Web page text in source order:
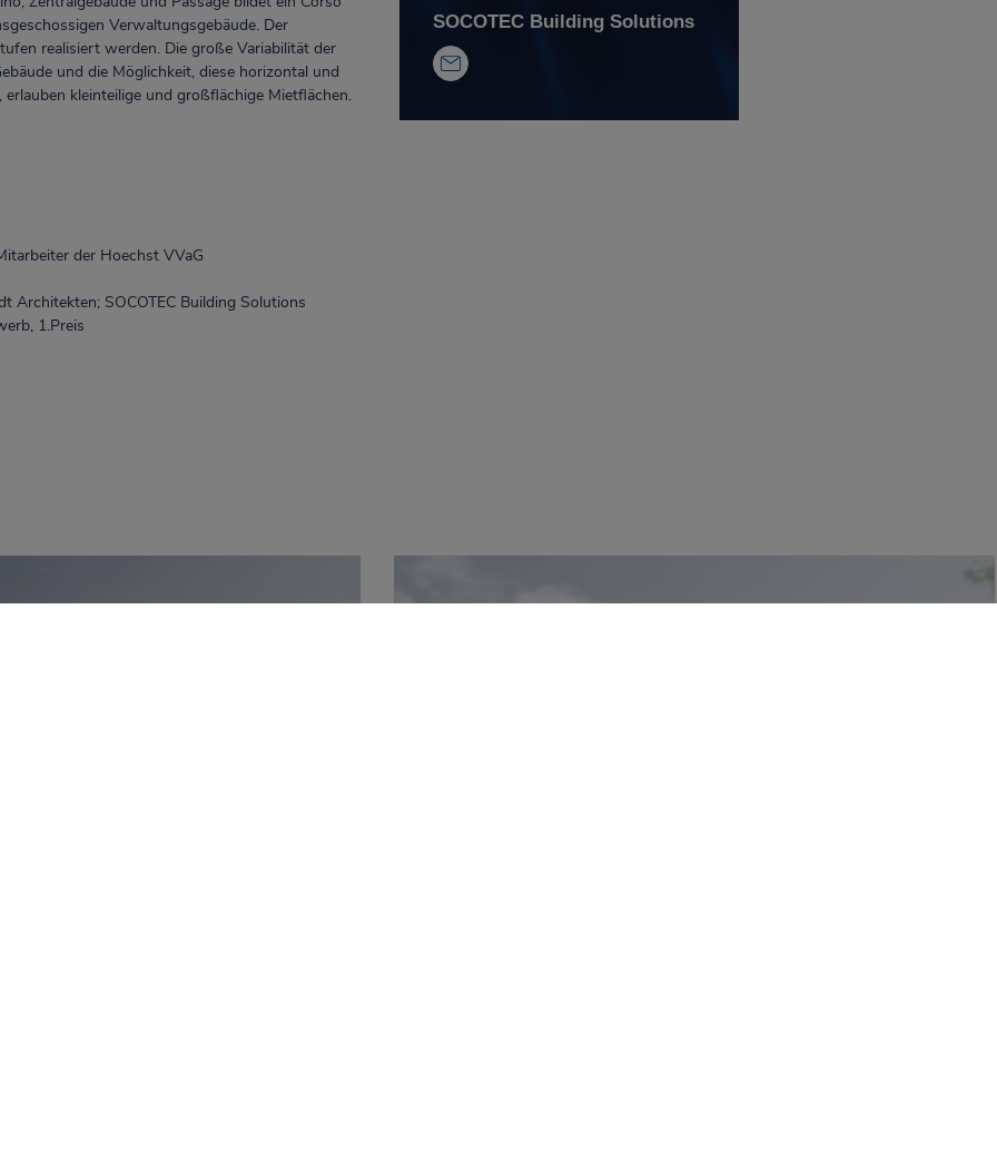
Verwaltungsgebäude. Der
realisiert werden. Die große Variabilität der
und die Möglichkeit, diese horizontal und
kleinteilige und großflächige Mietflächen.
der Hoechst VVaG
Architekten; SOCOTEC Building Solutions
1.Preis
SOCOTEC Building Solutions